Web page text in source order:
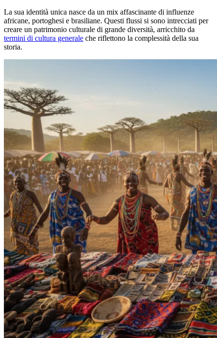
La sua identità unica nasce da un mix affascinante di influenze
africane, portoghesi e brasiliane. Questi flussi si sono intrecciati per
creare un patrimonio culturale di grande diversità, arricchito da
termini di cultura generale che riflettono la complessità della sua
storia.